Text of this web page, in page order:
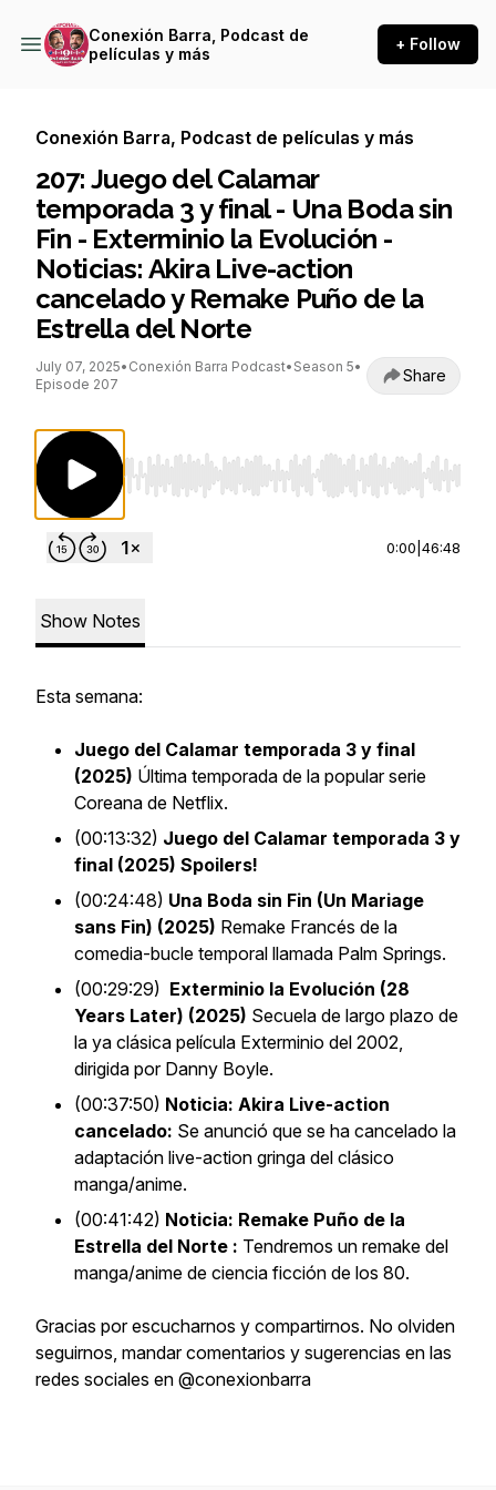
Conexión Barra, Podcast de
películas y más
+ Follow
Conexión Barra, Podcast de películas y más
207: Juego del Calamar
temporada 3 y final - Una Boda sin
Fin - Exterminio la Evolución -
Noticias: Akira Live-action
cancelado y Remake Puño de la
Estrella del Norte
July 07, 2025• Conexión Barra Podcast• Season 5•
Episode 207
Share
Use Left/Right to seek, Home/End to jump
0:00 46:48
Show Notes
Esta semana:
Juego del Calamar temporada 3 y final
(2025) Última temporada de la popular serie
Coreana de Netflix.
(00:13:32) Juego del Calamar temporada 3 y
final (2025) Spoilers!
(00:24:48) Una Boda sin Fin (Un Mariage
sans Fin) (2025) Remake Francés de la
comedia-bucle temporal llamada Palm Springs.
(00:29:29) Exterminio la Evolución (28
Years Later) (2025) Secuela de largo plazo de
la ya clásica película Exterminio del 2002,
dirigida por Danny Boyle.
(00:37:50) Noticia: Akira Live-action
cancelado: Se anunció que se ha cancelado la
adaptación live-action gringa del clásico
manga/anime.
(00:41:42) Noticia: Remake Puño de la
Estrella del Norte : Tendremos un remake del
manga/anime de ciencia ficción de los 80.
Gracias por escucharnos y compartirnos. No olviden
seguirnos, mandar comentarios y sugerencias en las
redes sociales en @conexionbarra